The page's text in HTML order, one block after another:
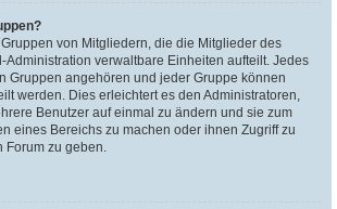
von Mitgliedern, die die Mitglieder des
Administration verwaltbare Einheiten aufteilt. Jedes
Gruppen angehören und jeder Gruppe können
werden. Dies erleichtert es den Administratoren,
Benutzer auf einmal zu ändern und sie zum
eines Bereichs zu machen oder ihnen Zugriff zu
Forum zu geben.